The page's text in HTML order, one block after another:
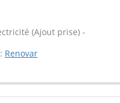
(Ajout prise) -
Renovar